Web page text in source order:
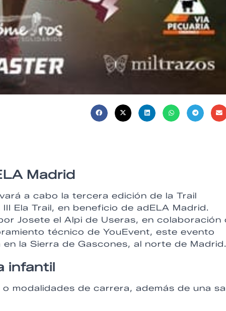
Madrid
a cabo la tercera edición de la Trail
Ela Trail, en beneficio de adELA Madrid.
Josete el Alpi de Useras, en colaboración
técnico de YouEvent, este evento
la Sierra de Gascones, al norte de Madrid.
infantil
modalidades de carrera, además de una